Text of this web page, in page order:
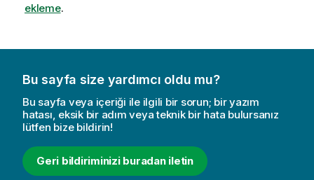
ekleme.
Bu sayfa size yardımcı oldu mu?
Bu sayfa veya içeriği ile ilgili bir sorun; bir yazım
hatası, eksik bir adım veya teknik bir hata bulursanız
lütfen bize bildirin!
Geri bildiriminizi buradan iletin